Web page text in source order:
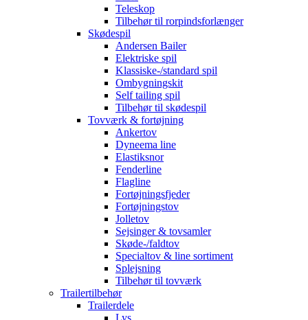
Teleskop
Tilbehør til rorpindsforlænger
Skødespil
Andersen Bailer
Elektriske spil
Klassiske-/standard spil
Ombygningskit
Self tailing spil
Tilbehør til skødespil
Tovværk & fortøjning
Ankertov
Dyneema line
Elastiksnor
Fenderline
Flagline
Fortøjningsfjeder
Fortøjningstov
Jolletov
Sejsinger & tovsamler
Skøde-/faldtov
Specialtov & line sortiment
Splejsning
Tilbehør til tovværk
Trailertilbehør
Trailerdele